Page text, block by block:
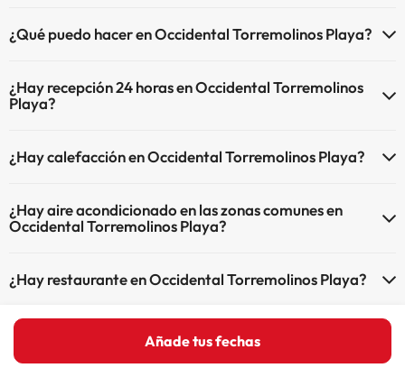
Añade tus fechas
ser de pago) Aquí tienes más info sobre la piscina y otras
Piscina al aire libre (temporada de verano)
Piscina al aire libre (toda la temporada)
¿Qué puedo hacer en Occidental Torremolinos Playa?
actividades (algunas pueden ser de pago).
¿Hay recepción 24 horas en Occidental Torremolinos
Playa?
¿Hay calefacción en Occidental Torremolinos Playa?
comunes.
¿Hay aire acondicionado en las zonas comunes en
Occidental Torremolinos Playa?
zonas comunes.
¿Hay restaurante en Occidental Torremolinos Playa?
Sí, Occidental Torremolinos Playa tiene restaurante.
Inicio España Andalucía
Málaga Provincia